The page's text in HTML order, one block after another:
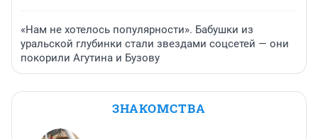
«Нам не хотелось популярности». Бабушки из
уральской глубинки стали звездами соцсетей — они
покорили Агутина и Бузову
ЗНАКОМСТВА